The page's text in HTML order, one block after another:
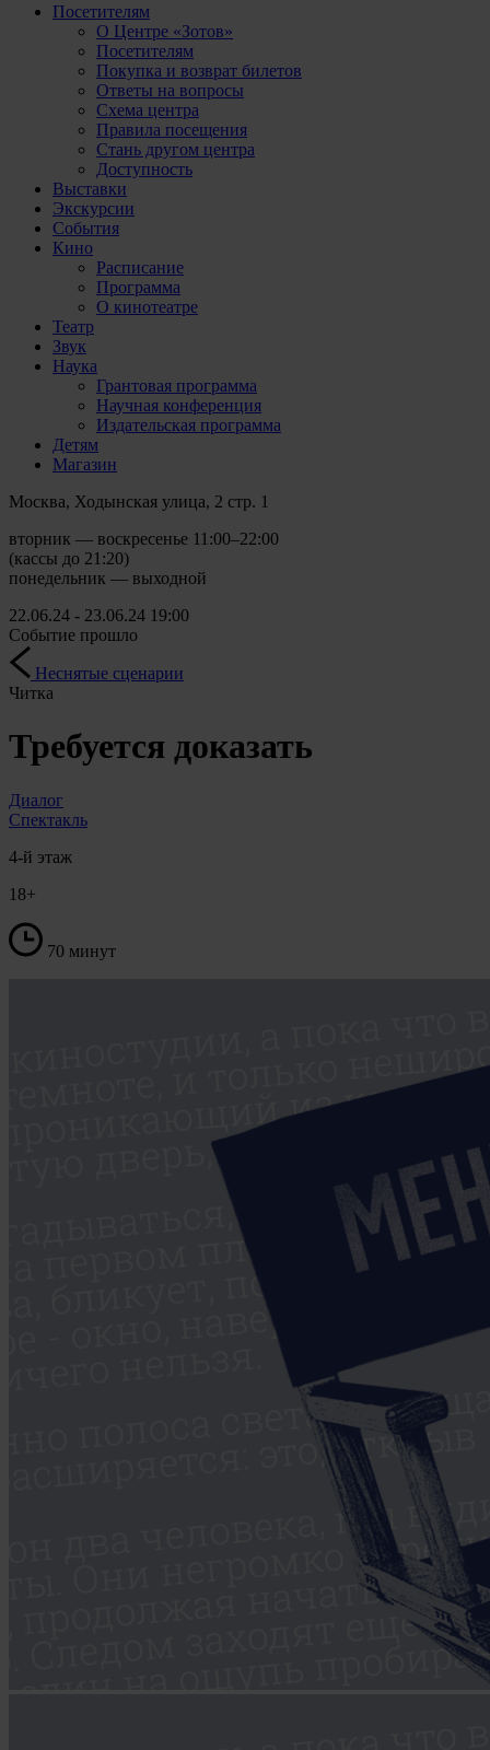
Посетителям
О Центре «Зотов»
Посетителям
Покупка и возврат билетов
Ответы на вопросы
Схема центра
Правила посещения
Стань другом центра
Доступность
Выставки
Экскурсии
События
Кино
Расписание
Программа
О кинотеатре
Театр
Звук
Наука
Грантовая программа
Научная конференция
Издательская программа
Детям
Магазин
Москва, Ходынская улица, 2 стр. 1
вторник — воскресенье 11:00–22:00
(кассы до 21:20)
понедельник — выходной
22.06.24 - 23.06.24 19:00
Событие прошло
Неснятые сценарии
Читка
Требуется доказать
Диалог
Спектакль
4-й этаж
18+
70 минут